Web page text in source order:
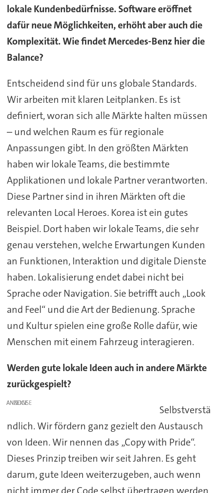
lokale Kundenbedürfnisse. Software eröffnet
dafür neue Möglichkeiten, erhöht aber auch die
Komplexität. Wie findet Mercedes-Benz hier die
Balance?
Entscheidend sind für uns globale Standards.
Wir arbeiten mit klaren Leitplanken. Es ist
definiert, woran sich alle Märkte halten müssen
– und welchen Raum es für regionale
Anpassungen gibt. In den größten Märkten
haben wir lokale Teams, die bestimmte
Applikationen und lokale Partner verantworten.
Diese Partner sind in ihren Märkten oft die
relevanten Local Heroes. Korea ist ein gutes
Beispiel. Dort haben wir lokale Teams, die sehr
genau verstehen, welche Erwartungen Kunden
an Funktionen, Interaktion und digitale Dienste
haben. Lokalisierung endet dabei nicht bei
Sprache oder Navigation. Sie betrifft auch „Look
and Feel“ und die Art der Bedienung. Sprache
und Kultur spielen eine große Rolle dafür, wie
Menschen mit einem Fahrzeug interagieren.
Werden gute lokale Ideen auch in andere Märkte
zurückgespielt?
ANZEIGE
Selbstverstä
ndlich. Wir fördern ganz gezielt den Austausch
von Ideen. Wir nennen das „Copy with Pride“.
Dieses Prinzip treiben wir seit Jahren. Es geht
darum, gute Ideen weiterzugeben, auch wenn
nicht immer der Code selbst übertragen werden